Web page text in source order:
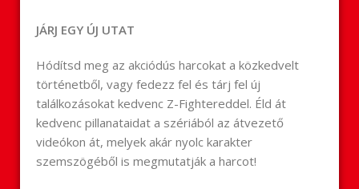
JÁRJ EGY ÚJ UTAT
Hódítsd meg az akciódús harcokat a közkedvelt
történetből, vagy fedezz fel és tárj fel új
találkozásokat kedvenc Z-Fightereddel. Éld át
kedvenc pillanataidat a szériából az átvezető
videókon át, melyek akár nyolc karakter
szemszögéből is megmutatják a harcot!